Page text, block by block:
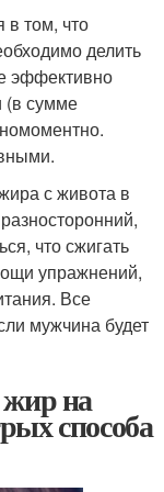
том, что
делить
эффективно
(в сумме
с живота в
что сжигать
упражнений,
Все
мужчина будет
жир на
способа